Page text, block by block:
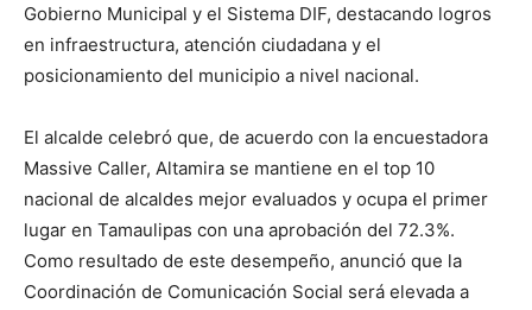
Gobierno Municipal y el Sistema DIF, destacando logros
en infraestructura, atención ciudadana y el
posicionamiento del municipio a nivel nacional.
El alcalde celebró que, de acuerdo con la encuestadora
Massive Caller, Altamira se mantiene en el top 10
nacional de alcaldes mejor evaluados y ocupa el primer
lugar en Tamaulipas con una aprobación del 72.3%.
Como resultado de este desempeño, anunció que la
Coordinación de Comunicación Social será elevada a